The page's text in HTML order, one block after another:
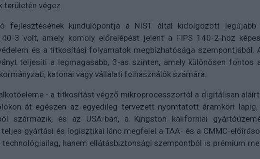
területén végez.
fejlesztésének kiindulópontja a NIST által kidolgozott legújabb
3 volt, amely komoly előrelépést jelent a FIPS 140-2-höz
és a titkosítási folyamatok megbízhatósága szempontjából.
teljesíti a legmagasabb, 3-as szinten, amely különösen fontos
katonai vagy vállalati felhasználók számára.
- a titkosítást végző mikroprocesszortól a digitálisan
át egészen az egyedileg tervezett nyomtatott áramköri lapig,
származik, és az USA-ban, a Kingston kaliforniai
gyártási és logisztikai lánc megfelel a TAA- és a CMMC-
hanem ellátásbiztonsági szempontból is prémium